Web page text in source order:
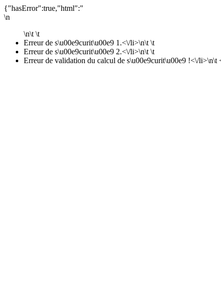
{"hasError":true,"html":"
\n
\n\t \t
Erreur de s\u00e9curit\u00e9 1.<\/li>\n\t \t
Erreur de s\u00e9curit\u00e9 2.<\/li>\n\t \t
Erreur de validation du calcul de s\u00e9curit\u00e9 !<\/